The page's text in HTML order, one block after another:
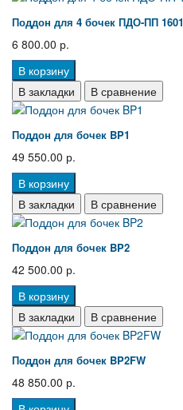
Поддон для 4 бочек ПДО-ПП 1601
6 800.00 р.
В корзину
В закладки
В сравнение
Поддон для бочек BP1
49 550.00 р.
В корзину
В закладки
В сравнение
Поддон для бочек BP2
42 500.00 р.
В корзину
В закладки
В сравнение
Поддон для бочек BP2FW
48 850.00 р.